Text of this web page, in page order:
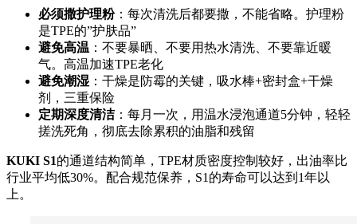
必须撒护理粉：每次清洗后都要撒，不能省略。护理粉
是TPE的”护肤品”
避免高温 ：不要暴晒、不要用热水清洗、不要靠近暖
气。高温加速TPE老化
避免潮湿 ：干燥是防霉的关键，吸水棒+密封盒+干燥
剂，三重保险
定期深度清洁：每月一次，用温水浸泡通道5分钟，轻轻
搓洗死角，彻底去除累积的油脂和残留
KUKI S1的通道结构简单，TPE材质密度控制较好，出油率比
行业平均低30%。配合规范保养，S1的寿命可以达到1年以
上。